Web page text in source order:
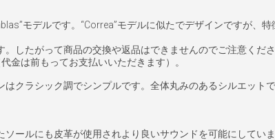
モデルです。“Correa”モデルに似たでデザインですが、
したがって商品の交換や返品はできませんのでご注意くだ
金は前もってお支払いいただきます）。
クラシック調でシンプルです。全体丸みのあるシルエット
ールにも皮革が使用されより良いサウンドを可能にしていま